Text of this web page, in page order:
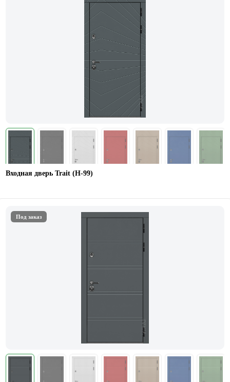
Входная дверь Trait (Н-99)
Под заказ